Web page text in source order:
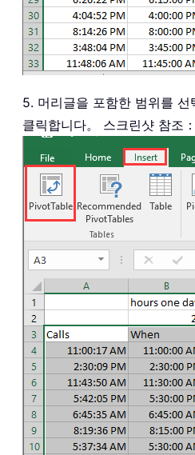
5. 머리글을 포함한 범위를 선
클릭합니다。 스크린샷 참조：